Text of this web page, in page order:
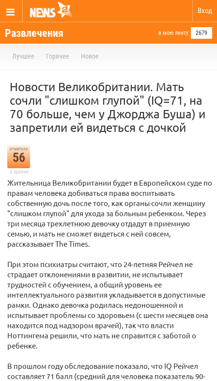
Вход
Развлечения в мою ленту 2679
Лучшее Горячее Новое
Новости Великобритании. Мать
сочли "слишком глупой" (IQ=71, на
70 больше, чем у Джорджа Буша) и
запретили ей видеться с дочкой
отметили
56
в архиве
Жительница Великобритании будет в Европейском суде по
правам человека добиваться права воспитывать
собственную дочь после того, как органы сочли женщину
"слишком глупой" для ухода за больным ребенком. Через
три месяца трехлетнюю девочку отдадут в приемную
семью, и мать не сможет видеться с ней совсем,
рассказывает The Times.
При этом психиатры считают, что 24-летняя Рейчел не
страдает отклонениями в развитии, не испытывает
трудностей с обучением, а общий уровень ее
интеллектуального развития укладывается в допустимые
рамки. Однако девочка родилась недоношенной и
испытывает проблемы со здоровьем (с шести месяцев она
находится под надзором врачей), так что власти
Ноттингема решили, что мать не справится с заботой о
ребенке.
В прошлом году обследование показало, что IQ Рейчел
составляет 71 балл (средний для человека показатель 90-